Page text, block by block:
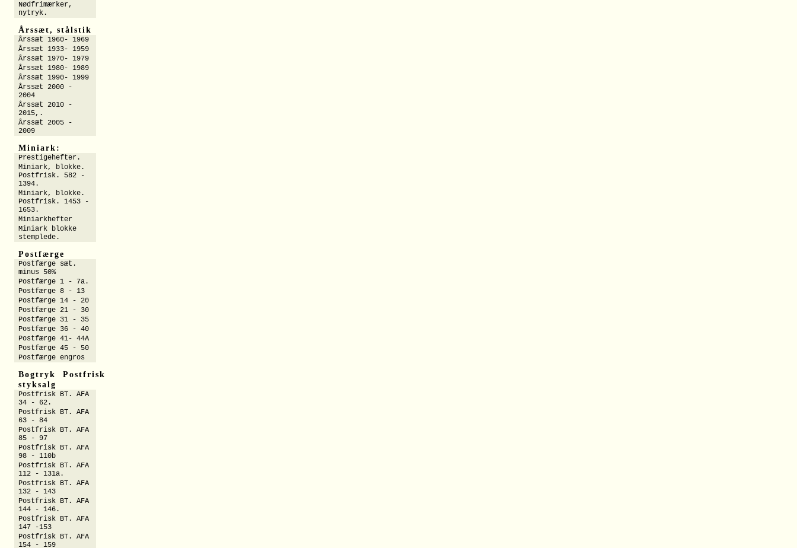
Nødfrimærker,
nytryk.
Årssæt, stålstik
Årssæt 1960- 1969
Årssæt 1933- 1959
Årssæt 1970- 1979
Årssæt 1980- 1989
Årssæt 1990- 1999
Årssæt 2000 -
2004
Årssæt 2010 -
2015,.
Årssæt 2005 -
2009
Miniark:
Prestigehefter.
Miniark, blokke.
Postfrisk. 582 -
1394.
Miniark, blokke.
Postfrisk. 1453 -
1653.
Miniarkhefter
Miniark blokke
stemplede.
Postfærge
Postfærge sæt.
minus 50%
Postfærge 1 - 7a.
Postfærge 8 - 13
Postfærge 14 - 20
Postfærge 21 - 30
Postfærge 31 - 35
Postfærge 36 - 40
Postfærge 41- 44A
Postfærge 45 - 50
Postfærge engros
Bogtryk Postfrisk
styksalg
Postfrisk BT. AFA
34 - 62.
Postfrisk BT. AFA
63 - 84
Postfrisk BT. AFA
85 - 97
Postfrisk BT. AFA
98 - 110b
Postfrisk BT. AFA
112 - 131a.
Postfrisk BT. AFA
132 - 143
Postfrisk BT. AFA
144 - 146.
Postfrisk BT. AFA
147 -153
Postfrisk BT. AFA
154 - 159